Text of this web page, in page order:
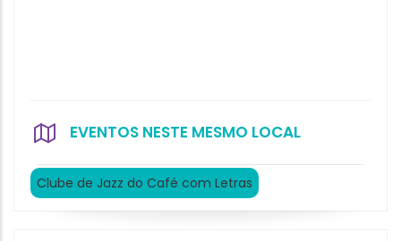
EVENTOS NESTE MESMO LOCAL
Clube de Jazz do Café com Letras